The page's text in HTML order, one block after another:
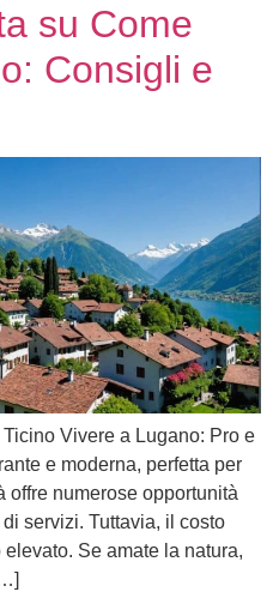
su Come
Consigli e
Vivere a Lugano: Pro e
e moderna, perfetta per
offre numerose opportunità
servizi. Tuttavia, il costo
Se amate la natura,